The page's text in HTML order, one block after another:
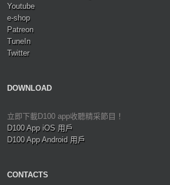
Youtube
e-shop
Patreon
TuneIn
Twitter
DOWNLOAD
立即下載D100 app收聽精采節目！
D100 App iOS 用戶
D100 App Android 用戶
CONTACTS